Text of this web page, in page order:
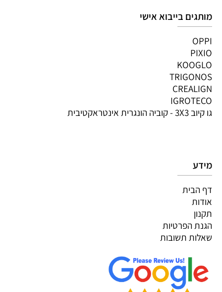
מותגים בייבוא אישי
OPPI
PIXIO
KOOGLO
TRIGONOS
CREALIGN
IGROTECO
גו קיוב 3X3 - קוביה הונגרית אינטראקטיבית
מידע
דף הבית
אודות
תקנון
הגנת הפרטיות
שאלות תשובות